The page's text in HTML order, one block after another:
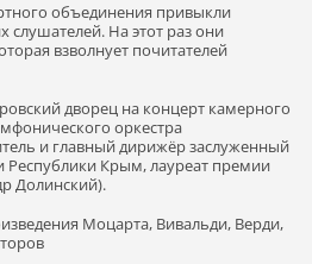
объединения привыкли
слушателей. На этот раз они
взволнует почитателей
дворец на концерт камерного
оркестра
и главный дирижёр заслуженный
Республики Крым, лауреат премии
Долинский).
Моцарта, Вивальди, Верди,